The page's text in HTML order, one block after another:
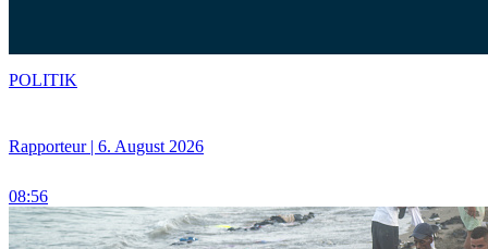
Rapporteur | 6. August 2026
08:56
POLITIK